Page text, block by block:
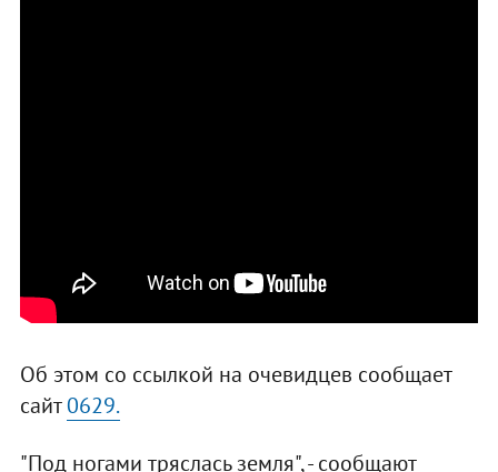
Об этом со ссылкой на очевидцев сообщает
сайт0629.
"Под ногами тряслась земля", - сообщают